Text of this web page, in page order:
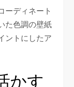
ーディネート
た色調の壁紙
ントにしたア
かす